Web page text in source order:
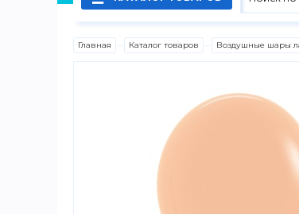
Воздушные шары латексные
Воздушные шары фольгированные
Гелий, оборудование и аксессуары
Игры и игрушки
Карнавально-праздничная продукция
Наградная атрибутика
Главная Каталог товаров Воздушные шары